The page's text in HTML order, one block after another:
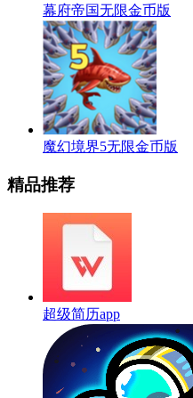
幕府帝国无限金币版
魔幻境界5无限金币版
精品推荐
超级简历app